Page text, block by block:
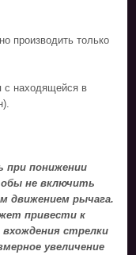
производить только
с находящейся в
при понижении
не включить
движением рычага.
привести к
стрелки
увеличение